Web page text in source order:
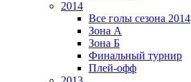
2014
Все голы сезона 2014
Зона А
Зона Б
Финальный турнир
Плей-офф